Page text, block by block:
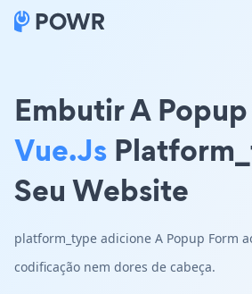
Embutir A
Vue.js
Seu Website
platform_type adicione A Popup Form
codificação nem dores de cabeça.